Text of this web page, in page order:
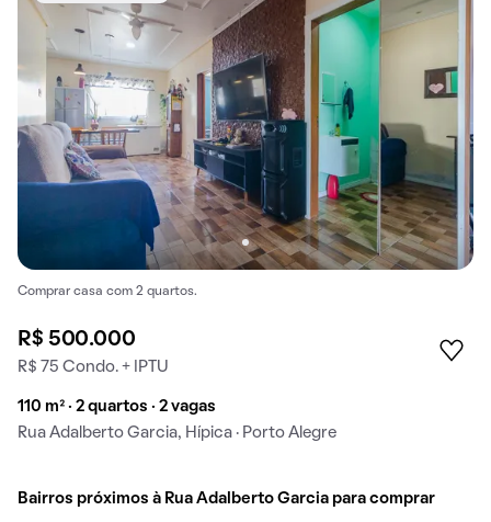
Comprar casa com 2 quartos.
R$ 500.000
R$ 75 Condo. + IPTU
110 m² · 2 quartos · 2 vagas
Rua Adalberto Garcia, Hípica · Porto Alegre
Bairros próximos à Rua Adalberto Garcia para comprar